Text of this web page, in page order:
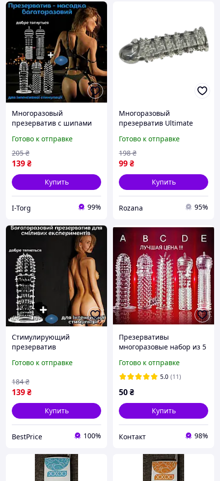
Многоразовый
презерватив с шипами
Незабываемые
ощущения обеспечены
Готово к отправке
139₴
205 ₴
Купить
I-Torg 99%
Многоразовый
презерватив Ultimate
задержка эякуляции
прозрачный 12 см
Готово к отправке
99₴
198 ₴
Купить
Rozana 95%
Стимулирующий
презерватив
«BP14980» Мощный и
Готово к отправке
139₴
184 ₴
Купить
BestPrice 100%
Презервативы
многоразовые набор из 5
член презерватив секс с
усами шипы усы Есть опт
Готово к отправке
5.0 (11)
50₴
Купить
Контакт 98%